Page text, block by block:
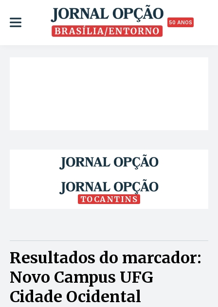
50 ANOS
TOCANTINS
Resultados do marcador:
Novo Campus UFG
Cidade Ocidental